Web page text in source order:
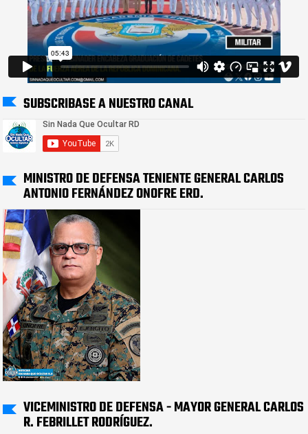
SUBSCRIBASE A NUESTRO CANAL
MINISTRO DE DEFENSA TENIENTE GENERAL CARLOS
ANTONIO FERNÁNDEZ ONOFRE ERD.
VICEMINISTRO DE DEFENSA - MAYOR GENERAL CARLOS
R. FEBRILLET RODRÍGUEZ.